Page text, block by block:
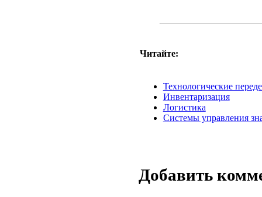
Читайте:
Технологические
Инвентаризация
Логистика
Системы управления
Добавить